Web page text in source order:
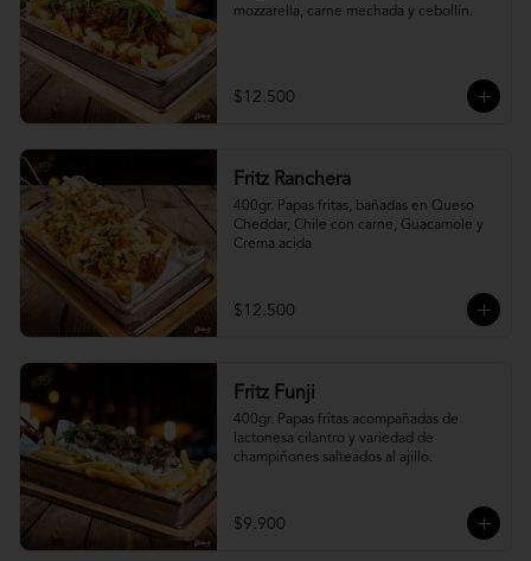
mozzarella, carne mechada y cebollín.
$12.500
Fritz Ranchera
400gr. Papas fritas, bañadas en Queso
Cheddar, Chile con carne, Guacamole y
Crema acida
$12.500
Fritz Funji
400gr. Papas fritas acompañadas de
lactonesa cilantro y variedad de
champiñones salteados al ajillo.
$9.900